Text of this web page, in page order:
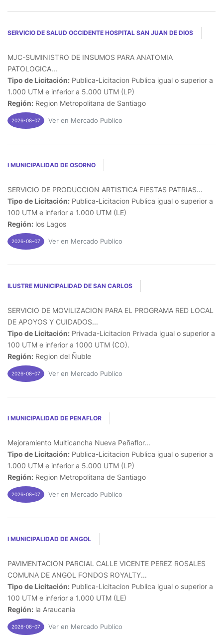
SERVICIO DE SALUD OCCIDENTE HOSPITAL SAN JUAN DE DIOS
MJC-SUMINISTRO DE INSUMOS PARA ANATOMIA
PATOLOGICA...
Tipo de Licitación: Publica-Licitacion Publica igual o superior a
1.000 UTM e inferior a 5.000 UTM (LP)
Región: Region Metropolitana de Santiago
2026-08-07 Ver en Mercado Publico
I MUNICIPALIDAD DE OSORNO
SERVICIO DE PRODUCCION ARTISTICA FIESTAS PATRIAS...
Tipo de Licitación: Publica-Licitacion Publica igual o superior a
100 UTM e inferior a 1.000 UTM (LE)
Región: los Lagos
2026-08-07 Ver en Mercado Publico
ILUSTRE MUNICIPALIDAD DE SAN CARLOS
SERVICIO DE MOVILIZACION PARA EL PROGRAMA RED LOCAL
DE APOYOS Y CUIDADOS...
Tipo de Licitación: Privada-Licitacion Privada igual o superior a
100 UTM e inferior a 1000 UTM (CO).
Región: Region del Ñuble
2026-08-07 Ver en Mercado Publico
I MUNICIPALIDAD DE PENAFLOR
Mejoramiento Multicancha Nueva Peñaflor...
Tipo de Licitación: Publica-Licitacion Publica igual o superior a
1.000 UTM e inferior a 5.000 UTM (LP)
Región: Region Metropolitana de Santiago
2026-08-07 Ver en Mercado Publico
I MUNICIPALIDAD DE ANGOL
PAVIMENTACION PARCIAL CALLE VICENTE PEREZ ROSALES
COMUNA DE ANGOL FONDOS ROYALTY...
Tipo de Licitación: Publica-Licitacion Publica igual o superior a
100 UTM e inferior a 1.000 UTM (LE)
Región: la Araucania
2026-08-07 Ver en Mercado Publico